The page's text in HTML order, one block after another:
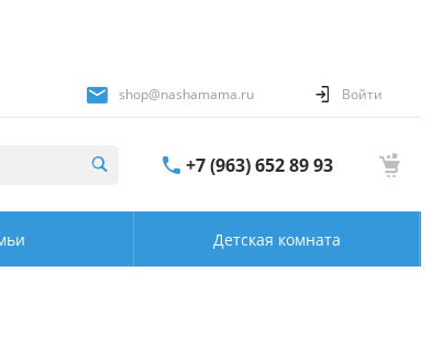
shop@nashamama.ru Войти
+7 (963) 652 89 93
Детская комната